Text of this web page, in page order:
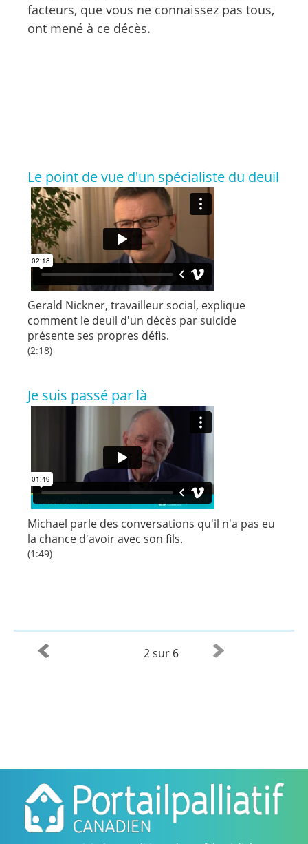
facteurs, que vous ne connaissez pas tous,
ont mené à ce décès.
Le point de vue d'un spécialiste du deuil
Gerald Nickner, travailleur social, explique
comment le deuil d'un décès par suicide
présente ses propres défis.
(2:18)
Je suis passé par là
Michael parle des conversations qu'il n'a pas eu
la chance d'avoir avec son fils.
(1:49)
2 sur 6